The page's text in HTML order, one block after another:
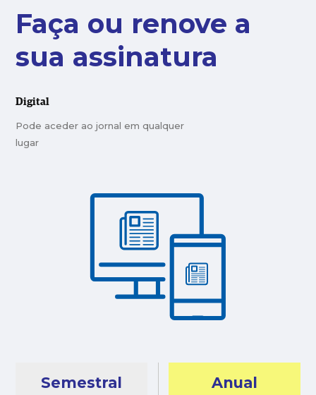
Faça ou renove a
sua assinatura
Digital
Pode aceder ao jornal em qualquer
lugar
Semestral Anual